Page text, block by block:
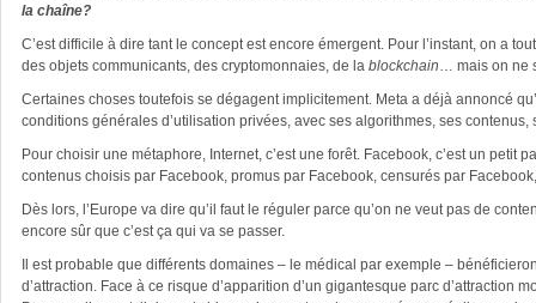
la chaîne?
C’est difficile à dire tant le concept est encore émergent. Pour l’instant, on a
des objets communicants, des cryptomonnaies, de la blockchain… mais on ne
Certaines choses toutefois se dégagent implicitement. Meta a déjà annoncé
conditions générales d’utilisation privées, avec ses algorithmes, ses
Pour choisir une métaphore, Internet, c’est une forêt. Facebook, c’est un petit
contenus choisis par Facebook, promus par Facebook, censurés par
Dès lors, l’Europe va dire qu’il faut le réguler parce qu’on ne veut pas de
encore sûr que c’est ça qui va se passer.
Il est probable que différents domaines – le médical par exemple –
d’attraction. Face à ce risque d’apparition d’un gigantesque parc